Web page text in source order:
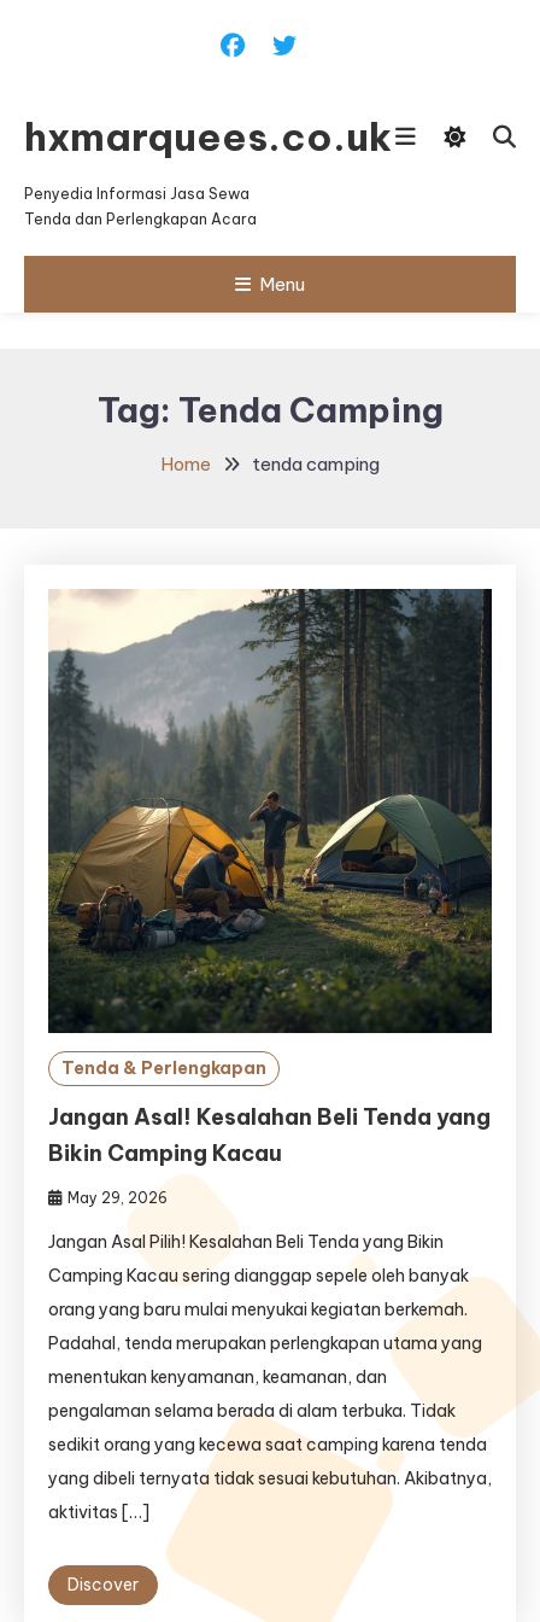
hxmarquees.co.uk
Penyedia Informasi Jasa Sewa
Tenda dan Perlengkapan Acara
Menu
Tag: Tenda Camping
Home tenda camping
Tenda & Perlengkapan
Jangan Asal! Kesalahan Beli Tenda yang
Bikin Camping Kacau
May 29, 2026
Jangan Asal Pilih! Kesalahan Beli Tenda yang Bikin
Camping Kacau sering dianggap sepele oleh banyak
orang yang baru mulai menyukai kegiatan berkemah.
Padahal, tenda merupakan perlengkapan utama yang
menentukan kenyamanan, keamanan, dan
pengalaman selama berada di alam terbuka. Tidak
sedikit orang yang kecewa saat camping karena tenda
yang dibeli ternyata tidak sesuai kebutuhan. Akibatnya,
aktivitas […]
Discover